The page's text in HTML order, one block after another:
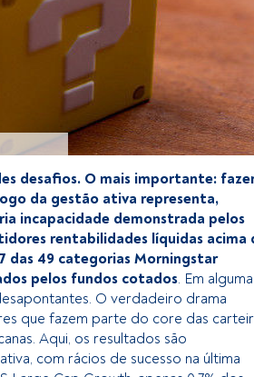
desafios. O mais importante:
da gestão ativa representa,
incapacidade demonstrada pelos
rentabilidades líquidas acima
das 49 categorias Morningstar
pelos fundos cotados. Em
O verdadeiro drama
que fazem parte do core das
Aqui, os resultados são
com rácios de sucesso na última